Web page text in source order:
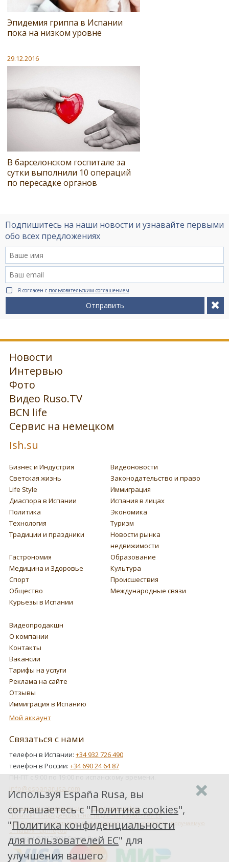
Эпидемия гриппа в Испании
пока на низком уровне
29.12.2016
В барселонском госпитале за
сутки выполнили 10 операций
по пересадке органов
Подпишитесь на наши новости и узнавайте первыми
обо всех предложениях
Я согласен с пользовательским соглашением
Отправить
Новости
Интервью
Фото
Видео Ruso.TV
BCN life
Сервис на немецком
Ish.su
Бизнес и Индустрия
Видеоновости
Светская жизнь
Законодательство и право
Life Style
Иммиграция
Диаспора в Испании
Испания в лицах
Политика
Экономика
Технология
Туризм
Традиции и праздники
Новости рынка
недвижимости
Гастрономия
Образование
Медицина и Здоровье
Культура
Спорт
Происшествия
Общество
Международные связи
Курьезы в Испании
Видеопродакшн
О компании
Контакты
Вакансии
Тарифы на услуги
Реклама на сайте
Отзывы
Иммиграция в Испанию
Мой аккаунт
Связаться с нами
телефон в Испании: +34 932 726 490
телефон в России: +34 690 24 64 87
ПН-ПТ с 9:00 по 19:00 по испанскому времени.
info@espanarusa.com
Соглашение пользователя
Политика cookies
Политика конфиденциальности для пользователей ЕС
Как Google обрабатывает информацию о пользователях, получаемую
от наших партнеров
Copyright ©2007-2026 Espana Rusa
Используя España Rusa, вы
соглашаетесь с "Политика cookies",
"Политика конфиденциальности
для пользователей ЕС" для
улучшения вашего